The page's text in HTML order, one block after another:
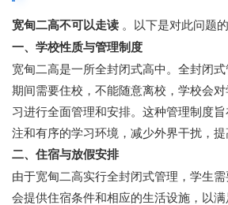
宽甸二高不可以走读 。以下是对此问题
一、学校性质与管理制度
宽甸二高是一所全封闭式高中。全封闭
期间需要住校，不能随意离校，学校会
习进行全面管理和安排。这种管理制度
注和有序的学习环境，减少外界干扰，提
二、住宿与放假安排
由于宽甸二高实行全封闭式管理，学生
会提供住宿条件和相应的生活设施，以